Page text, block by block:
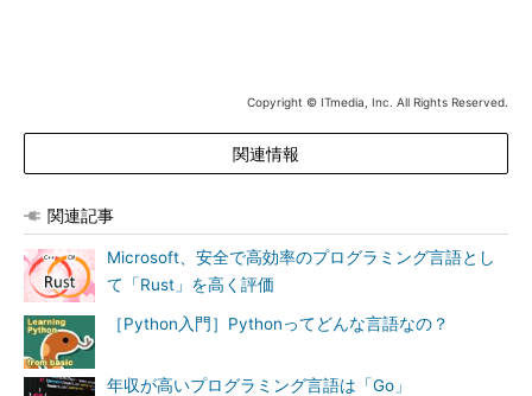
Copyright © ITmedia, Inc. All Rights Reserved.
関連情報
関連記事
Microsoft、安全で高効率のプログラミング言語とし
て「Rust」を高く評価
［Python入門］Pythonってどんな言語なの？
年収が高いプログラミング言語は「Go」